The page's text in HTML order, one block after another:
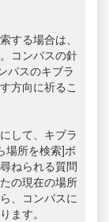
する場合は、
コンパスの針
パスのキブラ
方向に祈るこ
して、キブラ
場所を検索]ボ
ねられる質問
の現在の場所
、コンパスに
ます。